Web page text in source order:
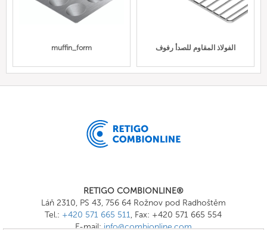
muffin_form الفولاذ المقاوم للصدأ رفوف
RETIGO COMBIONLINE®
Láň 2310, PS 43, 756 64 Rožnov pod Radhoštěm
Tel.: +420 571 665 511, Fax: +420 571 665 554
E-mail:info@combionline.com